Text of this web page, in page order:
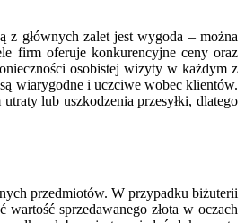
z głównych zalet jest wygoda – można
firm oferuje konkurencyjne ceny oraz
osobistej wizyty w każdym z
wiarygodne i uczciwe wobec klientów.
lub uszkodzenia przesyłki, dlatego
przedmiotów. W przypadku biżuterii
sprzedawanego złota w oczach